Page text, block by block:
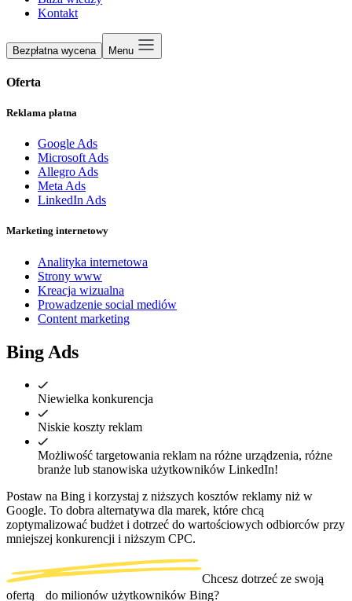
Kontakt
Bezpłatna wycena Menu
Oferta
Reklama płatna
Google Ads
Microsoft Ads
Allegro Ads
Meta Ads
LinkedIn Ads
Marketing internetowy
Analityka internetowa
Strony www
Kreacja wizualna
Prowadzenie social mediów
Content marketing
Bing Ads
Niewielka konkurencja
Niskie koszty reklam
Możliwość targetowania reklam na różne urządzenia, różne
branże lub stanowiska użytkowników LinkedIn!
Postaw na Bing i korzystaj z niższych kosztów reklamy niż w
Google. To dobra alternatywa dla marek, które chcą
zoptymalizować budżet i dotrzeć do wartościowych odbiorców przy
mniejszej konkurencji i niższym CPC.
Chcesz dotrzeć ze swoją
ofertą do milionów użytkowników Bing?